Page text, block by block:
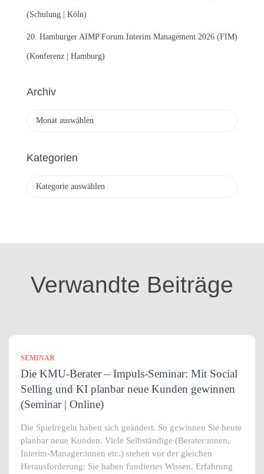
(Schulung | Köln)
20. Hamburger AIMP Forum Interim Management 2026 (FIM)
(Konferenz | Hamburg)
Archiv
h
Kategorien
o
Verwandte Beiträge
SEMINAR
Die KMU-Berater – Impuls-Seminar: Mit Social
Selling und KI planbar neue Kunden gewinnen
(Seminar | Online)
Die Spielregeln haben sich geändert. So gewinnen Sie heute
planbar neue Kunden. Viele Selbständige (Berater:innen,
Interim-Manager:innen etc.) stehen vor der gleichen
Herausforderung: Sie haben fundiertes Wissen, Erfahrung